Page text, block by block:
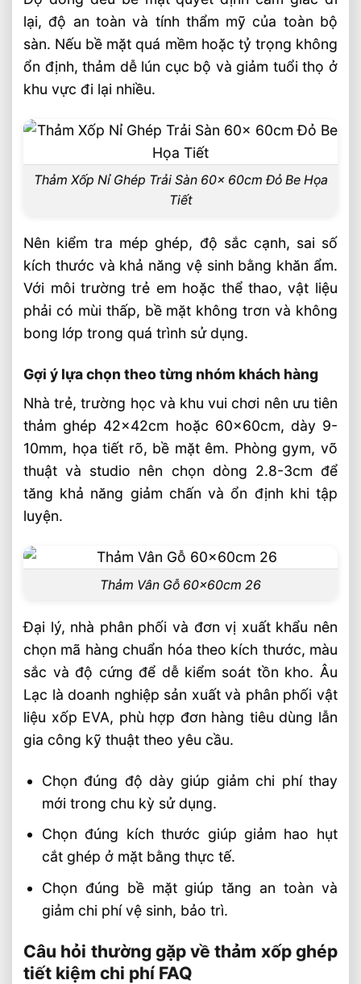
lại, độ an toàn và tính thẩm mỹ của toàn bộ
sàn. Nếu bề mặt quá mềm hoặc tỷ trọng không
ổn định, thảm dễ lún cục bộ và giảm tuổi thọ ở
khu vực đi lại nhiều.
Thảm Xốp Nỉ Ghép Trải Sàn 60x 60cm Đỏ Be Họa
Tiết
Nên kiểm tra mép ghép, độ sắc cạnh, sai số
kích thước và khả năng vệ sinh bằng khăn ẩm.
Với môi trường trẻ em hoặc thể thao, vật liệu
phải có mùi thấp, bề mặt không trơn và không
bong lớp trong quá trình sử dụng.
Gợi ý lựa chọn theo từng nhóm khách hàng
Nhà trẻ, trường học và khu vui chơi nên ưu tiên
thảm ghép 42x42cm hoặc 60x60cm, dày 9-
10mm, họa tiết rõ, bề mặt êm. Phòng gym, võ
thuật và studio nên chọn dòng 2.8-3cm để
tăng khả năng giảm chấn và ổn định khi tập
luyện.
Thảm Vân Gỗ 60x60cm 26
Đại lý, nhà phân phối và đơn vị xuất khẩu nên
chọn mã hàng chuẩn hóa theo kích thước, màu
sắc và độ cứng để dễ kiểm soát tồn kho. Âu
Lạc là doanh nghiệp sản xuất và phân phối vật
liệu xốp EVA, phù hợp đơn hàng tiêu dùng lẫn
gia công kỹ thuật theo yêu cầu.
Chọn đúng độ dày giúp giảm chi phí thay
mới trong chu kỳ sử dụng.
Chọn đúng kích thước giúp giảm hao hụt
cắt ghép ở mặt bằng thực tế.
Chọn đúng bề mặt giúp tăng an toàn và
giảm chi phí vệ sinh, bảo trì.
Câu hỏi thường gặp về thảm xốp ghép
tiết kiệm chi phí FAQ